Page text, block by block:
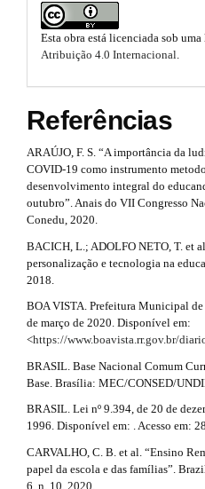
o
s
t
r
a
p
.
a
c
c
i
b
l
e
m
e
n
n
#
#
o
s
t
r
a
p
3
.
a
r
t
i
c
l
Esta obra está licenciada sob
Atribuição 4.0 Internacional.
Referências
ARAÚJO, F. S. “A importância da
COVID-19 como instrumento
desenvolvimento integral do
outubro”. Anais do VII Congresso
Conedu, 2020.
BACICH, L.; ADOLFO NETO, T. et
personalização e tecnologia na
2018.
BOA VISTA. Prefeitura Municipal de
de março de 2020. Disponível em:
<https://www.boavista.rr.gov.br/
BRASIL. Base Nacional Comum
Base. Brasília: MEC/CONSED/
BRASIL. Lei nº 9.394, de 20 de
1996. Disponível em: . Acesso em:
CARVALHO, C. B. et al. “Ensino
papel da escola e das famílias”.
6, n. 10, 2020.